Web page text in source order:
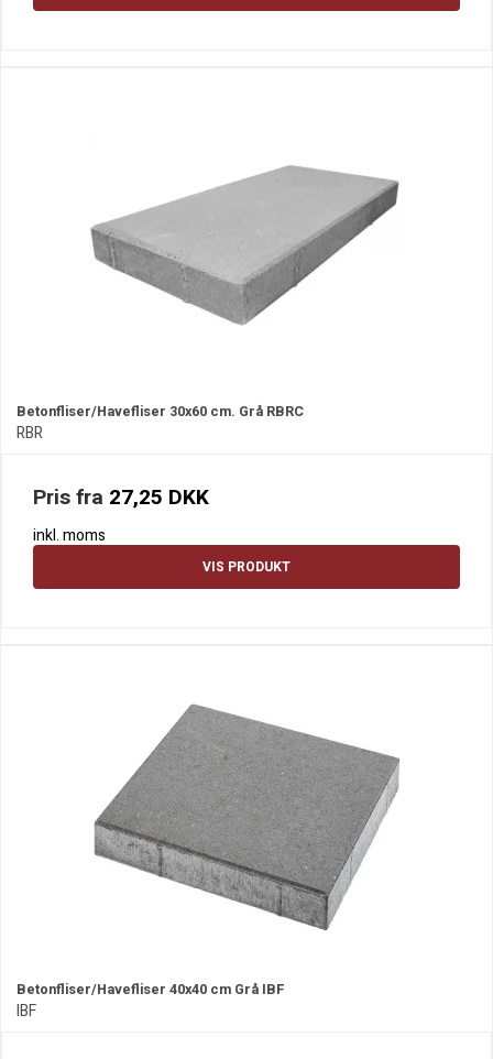
Betonfliser/Havefliser 30x60 cm. Grå RBRC
RBR
Pris fra 27,25 DKK
inkl. moms
VIS PRODUKT
Betonfliser/Havefliser 40x40 cm Grå IBF
IBF